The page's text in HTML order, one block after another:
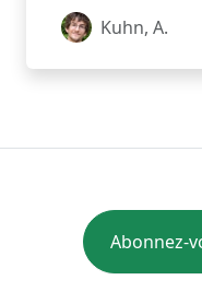
Kuhn, A.
Abonnez-